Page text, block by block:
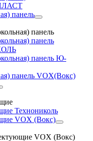
панель
панель
панель
панель Ю-
панель VOX(Вокс)
Технониколь
VOX (Вокс)
VOX (Вокс)